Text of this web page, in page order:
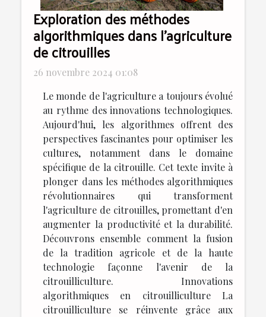
Exploration des méthodes
algorithmiques dans l'agriculture
de citrouilles
26 novembre 2024 01:08
Le monde de l'agriculture a toujours évolué
au rythme des innovations technologiques.
Aujourd'hui, les algorithmes offrent des
perspectives fascinantes pour optimiser les
cultures, notamment dans le domaine
spécifique de la citrouille. Cet texte invite à
plonger dans les méthodes algorithmiques
révolutionnaires qui transforment
l'agriculture de citrouilles, promettant d'en
augmenter la productivité et la durabilité.
Découvrons ensemble comment la fusion
de la tradition agricole et de la haute
technologie façonne l'avenir de la
citrouilliculture. Innovations
algorithmiques en citrouilliculture La
citrouilliculture se réinvente grâce aux